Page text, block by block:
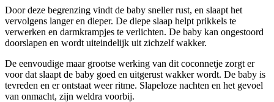
Door deze begrenzing vindt de baby sneller rust, en slaapt het
vervolgens langer en dieper. De diepe slaap helpt prikkels te
verwerken en darmkrampjes te verlichten. De baby kan ongestoord
doorslapen en wordt uiteindelijk uit zichzelf wakker.
De eenvoudige maar grootse werking van dit coconnetje zorgt er
voor dat slaapt de baby goed en uitgerust wakker wordt. De baby is
tevreden en er ontstaat weer ritme. Slapeloze nachten en het gevoel
van onmacht, zijn weldra voorbij.